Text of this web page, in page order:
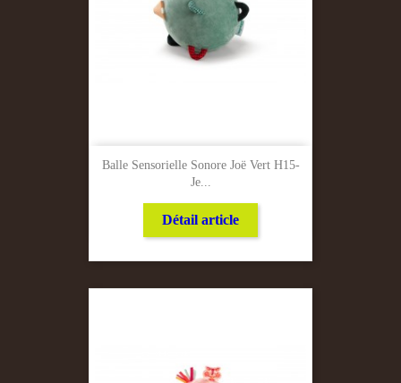
Balle Sensorielle Sonore Joë Vert H15-
Je...
Détail article